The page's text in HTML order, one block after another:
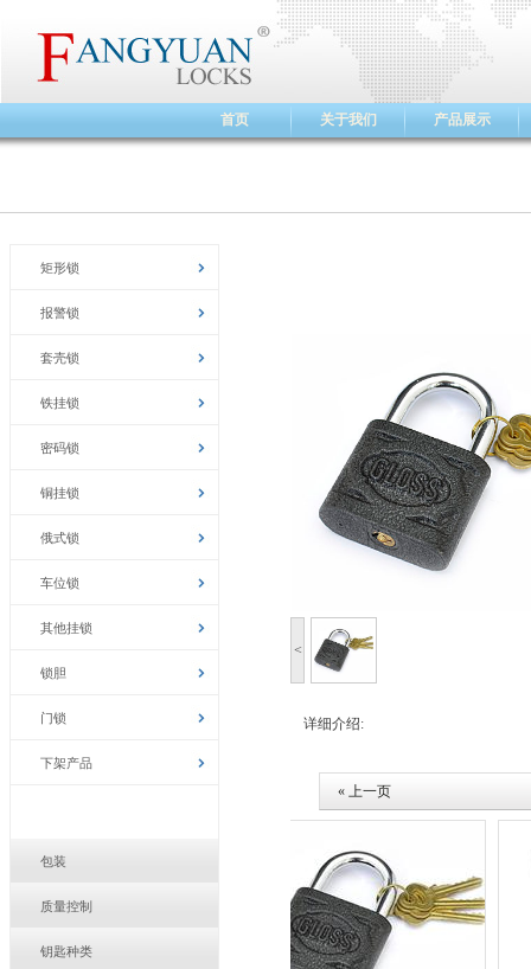
首页 关于我们 产品展示
矩形锁
报警锁
套壳锁
铁挂锁
密码锁
铜挂锁
俄式锁
车位锁
其他挂锁
锁胆
门锁
下架产品
包装
质量控制
钥匙种类
<
详细介绍:
« 上一页